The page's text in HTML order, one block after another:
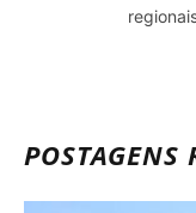
POSTAGENS